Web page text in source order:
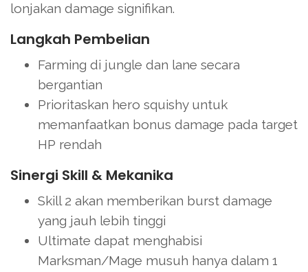
lonjakan damage signifikan.
Langkah Pembelian
Farming di jungle dan lane secara
bergantian
Prioritaskan hero squishy untuk
memanfaatkan bonus damage pada target
HP rendah
Sinergi Skill & Mekanika
Skill 2 akan memberikan burst damage
yang jauh lebih tinggi
Ultimate dapat menghabisi
Marksman/Mage musuh hanya dalam 1